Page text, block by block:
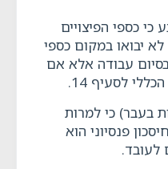
כי כספי הפיצויים
לא יבואו במקום כספי
עבודה אלא אם
לסעיף 14.
בעבר) כי למרות
פנסיוני הוא
לעובד.